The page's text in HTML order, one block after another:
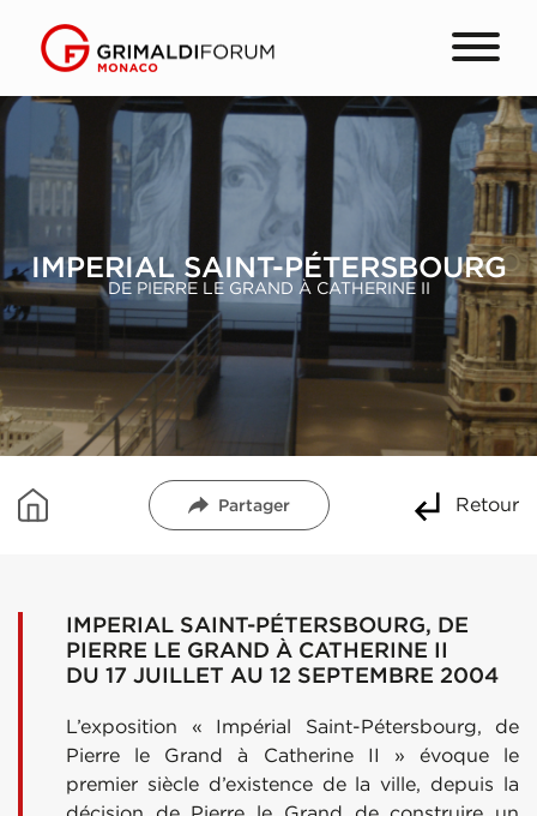
IMPERIAL SAINT-PÉTERSBOURG
DE PIERRE LE GRAND À CATHERINE II
Partager Retour
IMPERIAL SAINT-PÉTERSBOURG, DE
PIERRE LE GRAND À CATHERINE II
DU 17 JUILLET AU 12 SEPTEMBRE 2004
L’exposition « Impérial Saint-Pétersbourg, de
Pierre le Grand à Catherine II » évoque le
premier siècle d’existence de la ville, depuis la